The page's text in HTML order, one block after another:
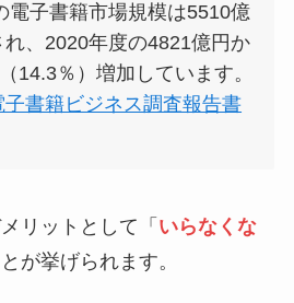
電子書籍市場規模は5510億
れ、2020年度の4821億円か
14.3％）増加しています。
子書籍ビジネス調査報告書
リットとして「 いらなくな
が挙げられます。